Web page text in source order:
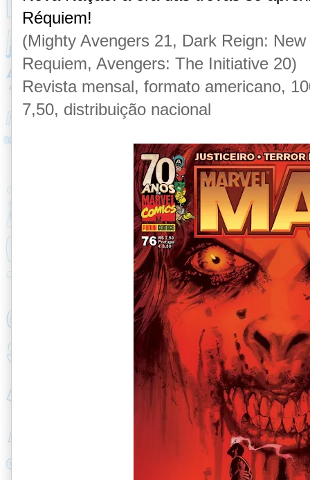
Réquiem!
(Mighty Avengers 21, Dark Reign:
Requiem, Avengers: The Initiative 20)
Revista mensal, formato americano,
7,50, distribuição nacional